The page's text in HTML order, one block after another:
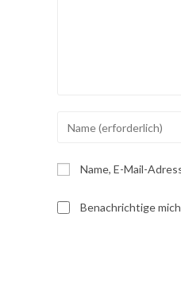
Namen
oder
Benutzernamen
Name, E-Mail-
Benachrichtige